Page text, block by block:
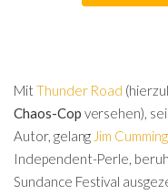
Mit Thunder Road
Chaos-Cop versehen),
Autor, gelang Jim
Independent-Perle,
Sundance Festival